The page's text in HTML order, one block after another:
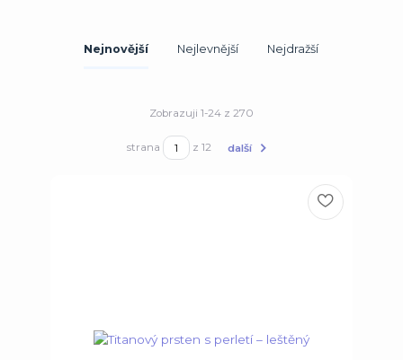
Nejnovější Nejlevnější Nejdražší
Zobrazuji 1-24 z 270
strana z 12 další